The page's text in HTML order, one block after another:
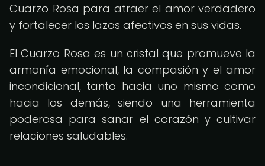
Cuarzo Rosa para atraer el amor verdadero
y fortalecer los lazos afectivos en sus vidas.
El Cuarzo Rosa es un cristal que promueve la
armonía emocional, la compasión y el amor
incondicional, tanto hacia uno mismo como
hacia los demás, siendo una herramienta
poderosa para sanar el corazón y cultivar
relaciones saludables.